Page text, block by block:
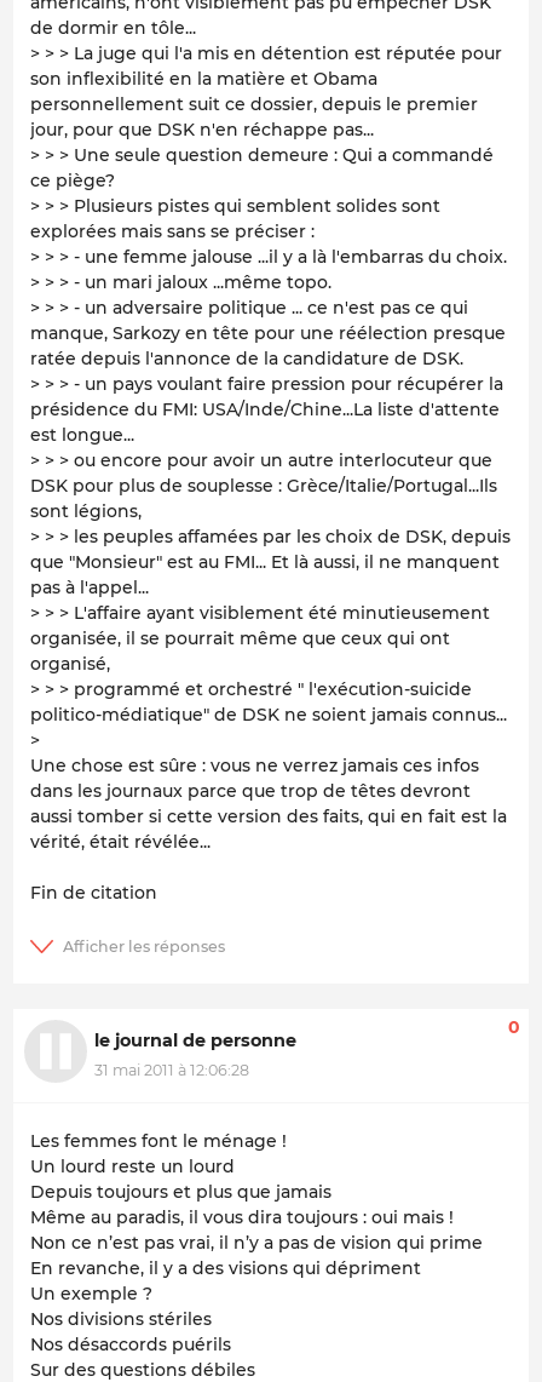
de dormir en tôle...
> > > La juge qui l'a mis en détention est réputée pour
son inflexibilité en la matière et Obama
personnellement suit ce dossier, depuis le premier
jour, pour que DSK n'en réchappe pas...
> > > Une seule question demeure : Qui a commandé
ce piège?
> > > Plusieurs pistes qui semblent solides sont
explorées mais sans se préciser :
> > > - une femme jalouse ...il y a là l'embarras du choix.
> > > - un mari jaloux ...même topo.
> > > - un adversaire politique ... ce n'est pas ce qui
manque, Sarkozy en tête pour une réélection presque
ratée depuis l'annonce de la candidature de DSK.
> > > - un pays voulant faire pression pour récupérer la
présidence du FMI: USA/Inde/Chine...La liste d'attente
est longue...
> > > ou encore pour avoir un autre interlocuteur que
DSK pour plus de souplesse : Grèce/Italie/Portugal...Ils
sont légions,
> > > les peuples affamées par les choix de DSK, depuis
que "Monsieur" est au FMI... Et là aussi, il ne manquent
pas à l'appel...
> > > L'affaire ayant visiblement été minutieusement
organisée, il se pourrait même que ceux qui ont
organisé,
> > > programmé et orchestré " l'exécution-suicide
politico-médiatique" de DSK ne soient jamais connus...
>
Une chose est sûre : vous ne verrez jamais ces infos
dans les journaux parce que trop de têtes devront
aussi tomber si cette version des faits, qui en fait est la
vérité, était révélée...
Fin de citation
le journal de personne
31 mai 2011 à 12:06:28
0
Les femmes font le ménage !
Un lourd reste un lourd
Depuis toujours et plus que jamais
Même au paradis, il vous dira toujours : oui mais !
Non ce n’est pas vrai, il n’y a pas de vision qui prime
En revanche, il y a des visions qui dépriment
Un exemple ?
Nos divisions stériles
Nos désaccords puérils
Sur des questions débiles